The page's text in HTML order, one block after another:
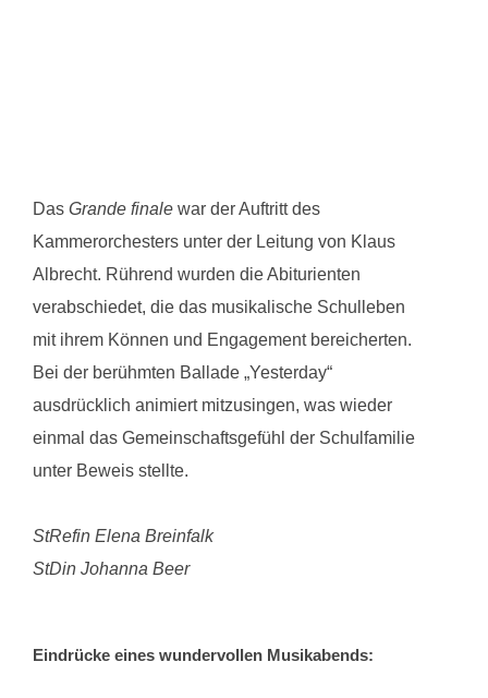
Das Grande finale war der Auftritt des
Kammerorchesters unter der Leitung von Klaus
Albrecht. Rührend wurden die Abiturienten
verabschiedet, die das musikalische Schulleben
mit ihrem Können und Engagement bereicherten.
Bei der berühmten Ballade „Yesterday“
ausdrücklich animiert mitzusingen, was wieder
einmal das Gemeinschaftsgefühl der Schulfamilie
unter Beweis stellte.
StRefin Elena Breinfalk
StDin Johanna Beer
Eindrücke eines wundervollen Musikabends: